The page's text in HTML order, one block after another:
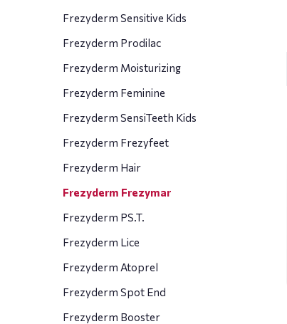
Frezyderm Sensitive Kids
Frezyderm Prodilac
Frezyderm Moisturizing
Frezyderm Feminine
Frezyderm SensiTeeth Kids
Frezyderm Frezyfeet
Frezyderm Hair
Frezyderm Frezymar
Frezyderm PS.T.
Frezyderm Lice
Frezyderm Atoprel
Frezyderm Spot End
Frezyderm Booster